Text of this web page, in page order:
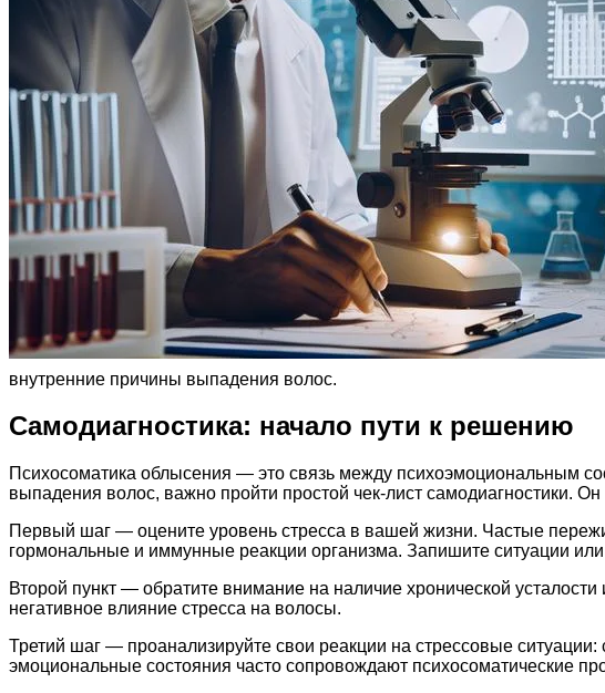
внутренние причины выпадения волос.
Самодиагностика: начало пути к решению
Психосоматика облысения — это связь между психоэмоциональным
выпадения волос, важно пройти простой чек-лист самодиагностики.
Первый шаг — оцените уровень стресса в вашей жизни. Частые
гормональные и иммунные реакции организма. Запишите ситуации
Второй пункт — обратите внимание на наличие хронической
негативное влияние стресса на волосы.
Третий шаг — проанализируйте свои реакции на стрессовые
эмоциональные состояния часто сопровождают психосоматические